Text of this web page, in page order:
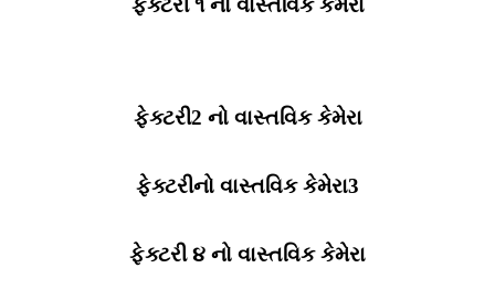
ફેક્ટરી ૧ નો વાસ્તવિક કેમેરા
ફેક્ટરી2 નો વાસ્તવિક કેમેરા
ફેક્ટરીનો વાસ્તવિક કેમેરા3
ફેક્ટરી ૪ નો વાસ્તવિક કેમેરા